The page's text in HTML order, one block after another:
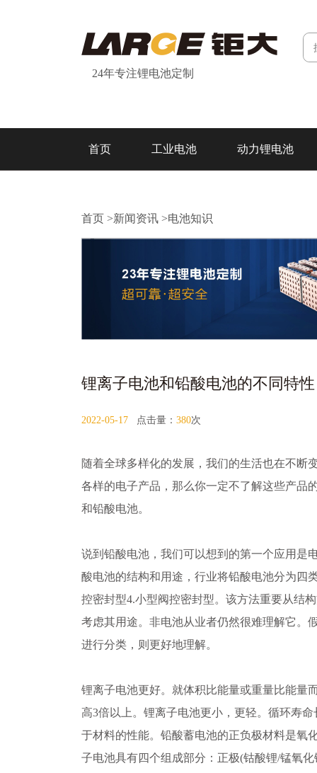
24年专注锂电池定制
首页 工业电池 动力锂电池
首页 >新闻资讯 >电池知识
锂离子电池和铅酸电池的不同特性
2022-05-17 点击量： 380次
随着全球多样化的发展，我们的生活也在不断
各样的电子产品，那么你一定不了解这些产品
和铅酸电池。
说到铅酸电池，我们可以想到的第一个应用是
酸电池的结构和用途，行业将铅酸电池分为四
控密封型4.小型阀控密封型。该方法重要从结
考虑其用途。非电池从业者仍然很难理解它。
进行分类，则更好地理解。
锂离子电池更好。就体积比能量或重量比能量
高3倍以上。锂离子电池更小，更轻。循环寿
于材料的性能。铅酸蓄电池的正负极材料是氧
子电池具有四个组成部分：正极(钴酸锂/锰氧